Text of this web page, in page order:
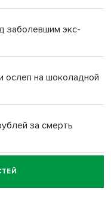
заболевшим экс-
ослеп на шоколадной
за смерть
за смерть